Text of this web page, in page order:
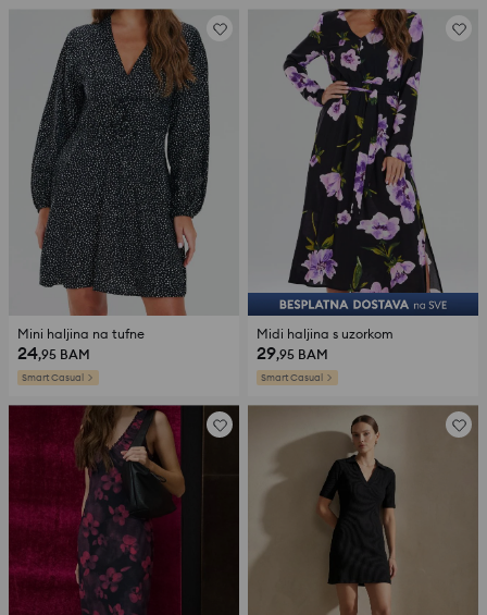
Mini haljina na tufne
24,95 BAM
Smart Casual
Midi haljina s uzorkom
29,95 BAM
Smart Casual